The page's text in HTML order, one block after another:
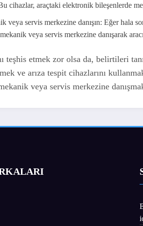
cihazlar, araçtaki elektronik bileşenlerde
veya servis merkezine danışın: Eğer hala
veya servis merkezine danışarak
teşhis etmek zor olsa da, belirtileri
ve arıza tespit cihazlarını
veya servis merkezine